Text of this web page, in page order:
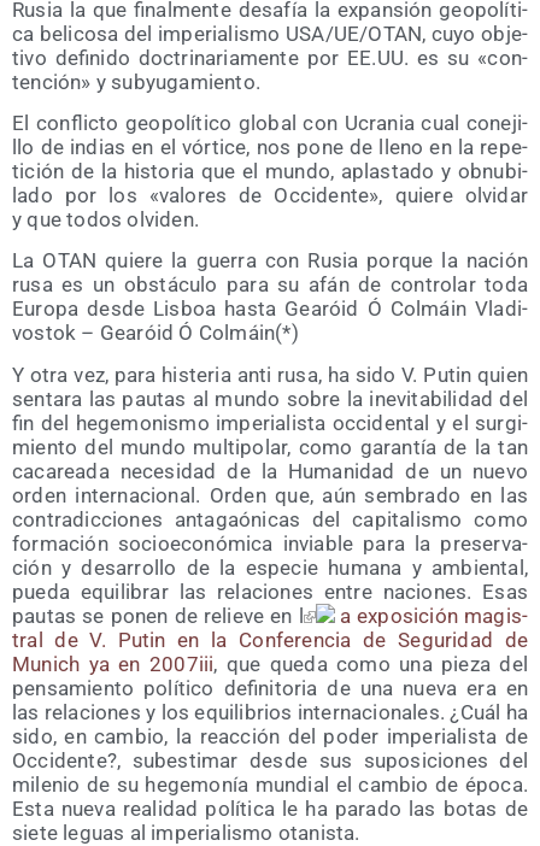
Rusia la que final­men­te desa­fía la expan­sión geo­po­lí­ti­
ca beli­co­sa del impe­ria­lis­mo USA/​UE/​OTAN, cuyo obje­
ti­vo defi­ni­do doc­tri­na­ria­men­te por EE.UU. es su «con­
ten­ción» y subyugamiento.
El con­flic­to geo­po­lí­ti­co glo­bal con Ucra­nia cual cone­ji­
llo de indias en el vór­ti­ce, nos pone de lleno en la repe­
ti­ción de la his­to­ria que el mun­do, aplas­ta­do y obnu­bi­
la­do por los «valo­res de Occi­den­te», quie­re olvi­dar
y que todos olviden.
La OTAN quie­re la gue­rra con Rusia por­que la nación
rusa es un obs­tácu­lo para su afán de con­tro­lar toda
Euro­pa des­de Lis­boa has­ta Gea­róid Ó Col­máin Vla­di­
vos­tok – Gea­róid Ó Colmáin(*)
Y otra vez, para his­te­ria anti rusa, ha sido V. Putin quien
sen­ta­ra las pau­tas al mun­do sobre la inevi­ta­bi­li­dad del
fin del hege­mo­nis­mo impe­ria­lis­ta occi­den­tal y el sur­gi­
mien­to del mun­do mul­ti­po­lar, como garan­tía de la tan
cacarea­da nece­si­dad de la Huma­ni­dad de un nue­vo
orden inter­na­cio­nal. Orden que, aún sem­bra­do en las
con­tra­dic­cio­nes anta­gaó­ni­cas del capi­ta­lis­mo como
for­ma­ción socio­eco­nó­mi­ca invia­ble para la pre­ser­va­
ción y desa­rro­llo de la espe­cie huma­na y ambien­tal,
pue­da equi­li­brar las rela­cio­nes entre nacio­nes. Esas
pau­tas se ponen de relie­ve en l
a expo­si­ción magis­
tral de V. Putin en la Con­fe­ren­cia de Segu­ri­dad de
Munich ya en 2007iii, que que­da como una pie­za del
pen­sa­mien­to polí­ti­co defi­ni­to­ria de una nue­va era en
las rela­cio­nes y los equi­li­brios inter­na­cio­na­les. ¿Cuál ha
sido, en cam­bio, la reac­ción del poder impe­ria­lis­ta de
Occi­den­te?, sub­es­ti­mar des­de sus supo­si­cio­nes del
mile­nio de su hege­mo­nía mun­dial el cam­bio de épo­ca.
Esta nue­va reali­dad polí­ti­ca le ha para­do las botas de
sie­te leguas al impe­ria­lis­mo otanista.